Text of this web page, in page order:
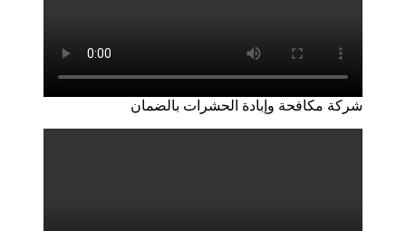
شركة مكافحة وإبادة الحشرات بالضمان